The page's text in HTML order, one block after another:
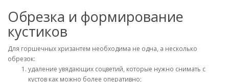
Обрезка и формирование
кустиков
Для горшечных хризантем необходима не одна, а несколько
обрезок:
удаление увядающих соцветий, которые нужно снимать с
кустов как можно более оперативно;